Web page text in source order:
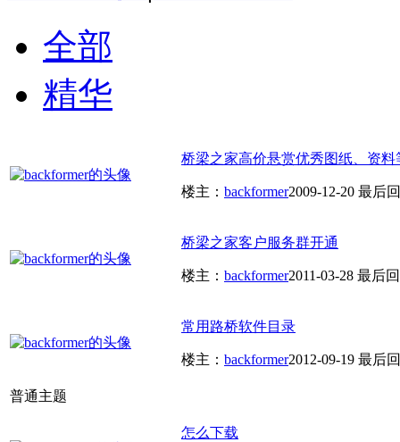
全部
精华
桥梁之家高价悬赏优秀图纸、资料
楼主： backformer2009-12-20 最后
桥梁之家客户服务群开通
楼主： backformer2011-03-28 最后
常用路桥软件目录
楼主： backformer2012-09-19 最后
普通主题
怎么下载